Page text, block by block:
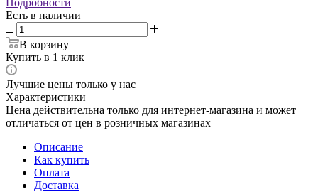
Есть в наличии
В корзину
Купить в 1 клик
Лучшие цены только у нас
Характеристики
Цена действительна только для интернет-магазина и может
отличаться от цен в розничных магазинах
Описание
Как купить
Оплата
Доставка